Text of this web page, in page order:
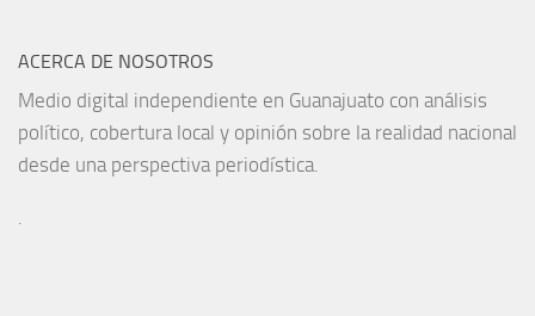
ACERCA DE NOSOTROS
Medio digital independiente en Guanajuato con análisis
político, cobertura local y opinión sobre la realidad nacional
desde una perspectiva periodística.